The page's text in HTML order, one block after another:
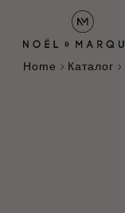
Home Каталог